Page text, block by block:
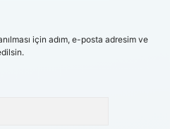
için adım, e-posta adresim ve